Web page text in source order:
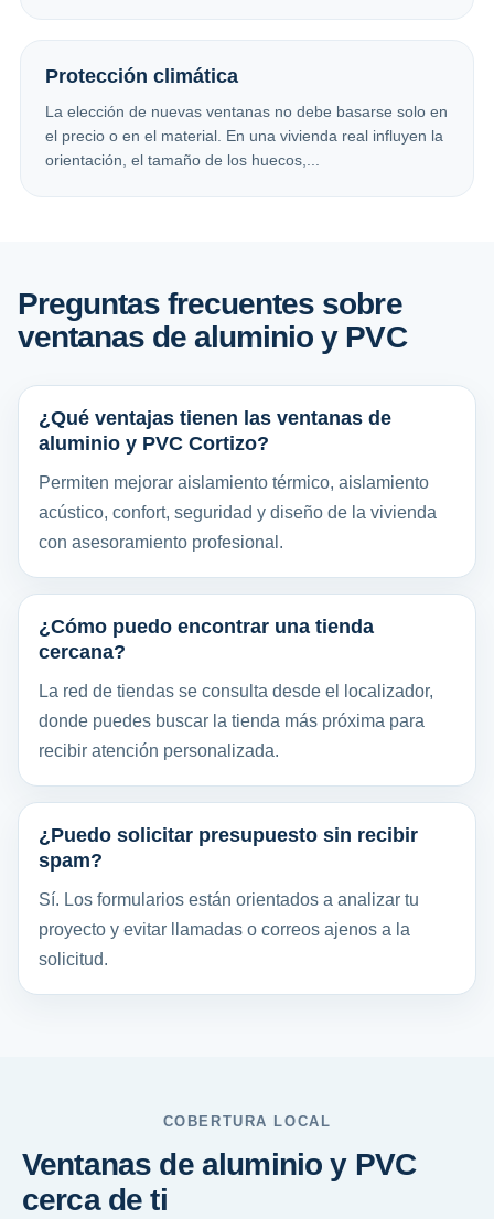
Protección climática
La elección de nuevas ventanas no debe basarse solo en
el precio o en el material. En una vivienda real influyen la
orientación, el tamaño de los huecos,...
Preguntas frecuentes sobre
ventanas de aluminio y PVC
¿Qué ventajas tienen las ventanas de
aluminio y PVC Cortizo?
Permiten mejorar aislamiento térmico, aislamiento
acústico, confort, seguridad y diseño de la vivienda
con asesoramiento profesional.
¿Cómo puedo encontrar una tienda
cercana?
La red de tiendas se consulta desde el localizador,
donde puedes buscar la tienda más próxima para
recibir atención personalizada.
¿Puedo solicitar presupuesto sin recibir
spam?
Sí. Los formularios están orientados a analizar tu
proyecto y evitar llamadas o correos ajenos a la
solicitud.
COBERTURA LOCAL
Ventanas de aluminio y PVC
cerca de ti